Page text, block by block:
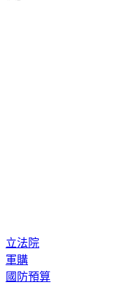
立法院
軍購